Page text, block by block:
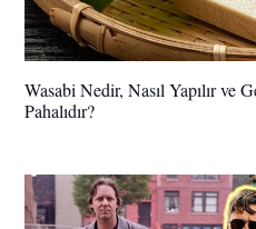
Wasabi Nedir, Nasıl Yapılır ve
Pahalıdır?